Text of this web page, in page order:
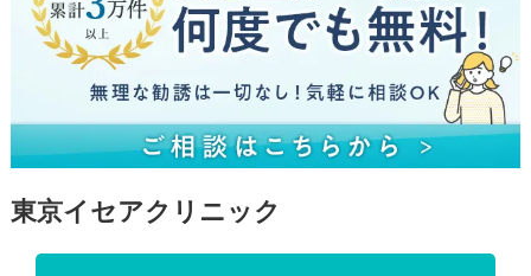
東京イセアクリニック